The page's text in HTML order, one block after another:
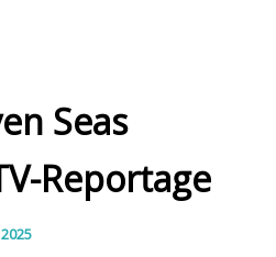
Seas
Reportage